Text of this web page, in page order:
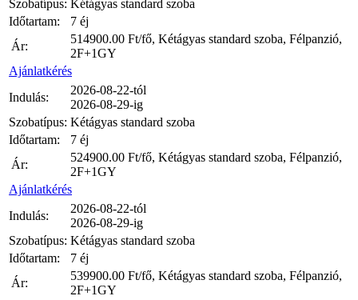
Szobatípus: Kétágyas standard szoba
Időtartam:
7 éj
Ár:
514900.00 Ft/fő, Kétágyas standard szoba, Félpanzió,
2F+1GY
Ajánlatkérés
Indulás:
2026-08-22-tól
2026-08-29-ig
Szobatípus: Kétágyas standard szoba
Időtartam:
7 éj
Ár:
524900.00 Ft/fő, Kétágyas standard szoba, Félpanzió,
2F+1GY
Ajánlatkérés
Indulás:
2026-08-22-tól
2026-08-29-ig
Szobatípus: Kétágyas standard szoba
Időtartam:
7 éj
Ár:
539900.00 Ft/fő, Kétágyas standard szoba, Félpanzió,
2F+1GY